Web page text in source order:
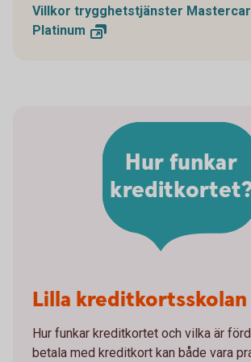
Villkor trygghetstjänster
Platinum
Hur funkar
Lilla kreditkortsskolan
Hur funkar kreditkortet och vilka är
betala med kreditkort kan både vara